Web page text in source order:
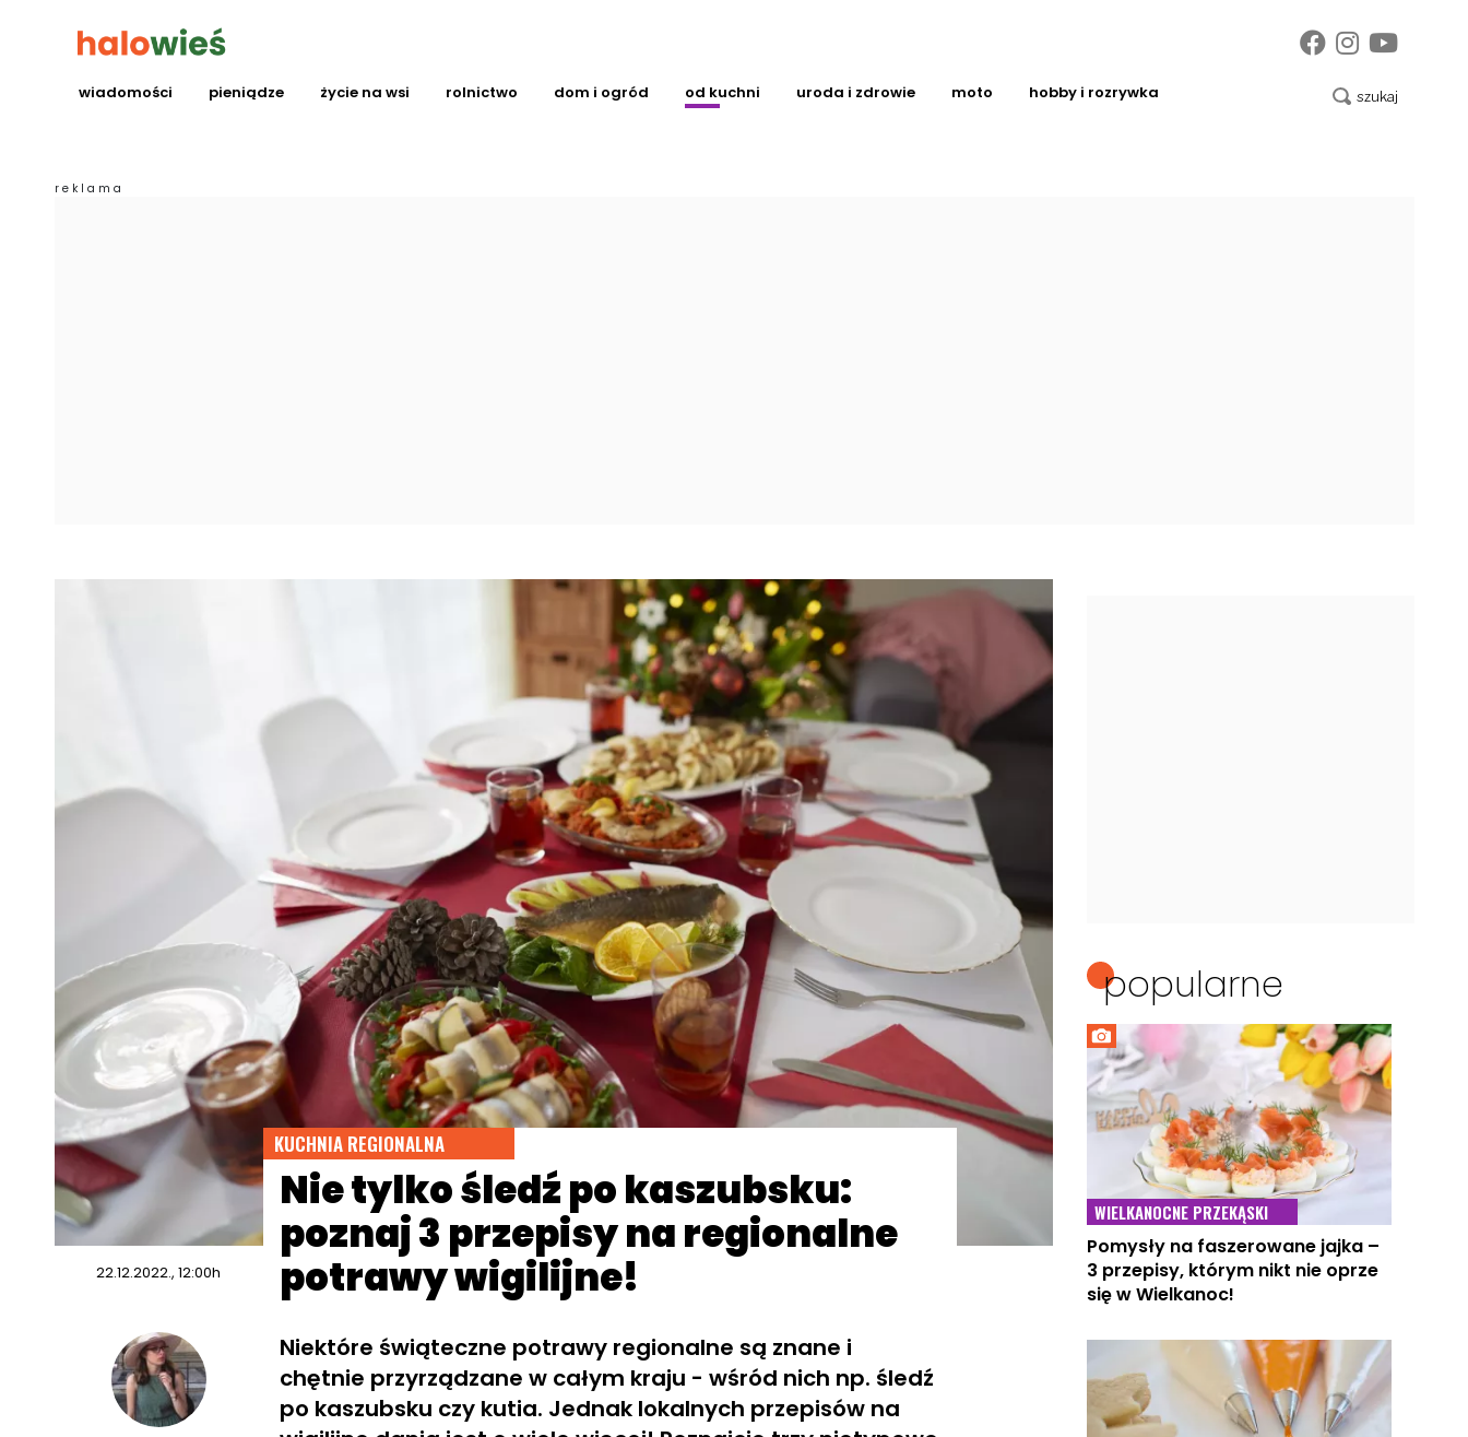
wiadomości pieniądze życie na wsi rolnictwo dom i ogród od kuchni uroda i zdrowie moto hobby i rozrywka
KUCHNIA REGIONALNA
Nie tylko śledź po kaszubsku:
poznaj 3 przepisy na regionalne
potrawy wigilijne!
22.12.2022., 12:00h
Niektóre świąteczne potrawy regionalne są znane i
chętnie przyrządzane w całym kraju - wśród nich np. śledź
po kaszubsku czy kutia. Jednak lokalnych przepisów na
popularne
WIELKANOCNE PRZEKĄSKI
Pomysły na faszerowane jajka –
3 przepisy, którym nikt nie oprze
się w Wielkanoc!